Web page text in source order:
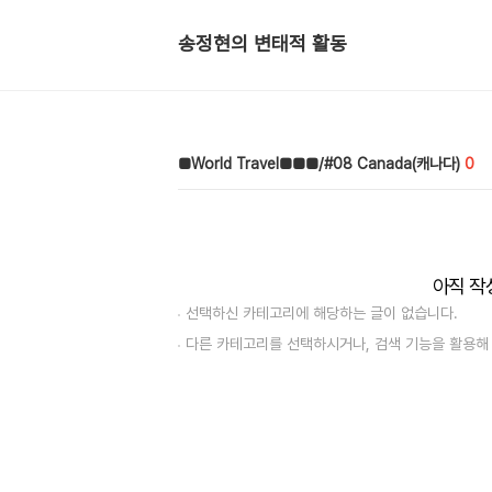
송정현의 변태적 활동
■World Travel■■■/#08 Canada(캐나다) 0
아직 작
선택하신 카테고리에 해당하는 글이 없습니다.
다른 카테고리를 선택하시거나, 검색 기능을 활용